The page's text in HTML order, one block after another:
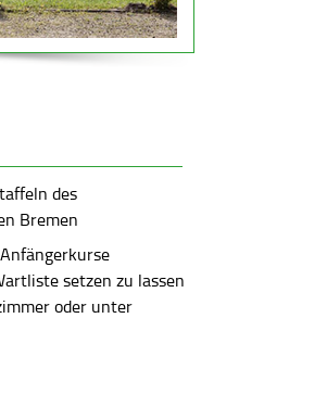
des
Bremen
setzen zu lassen
oder unter